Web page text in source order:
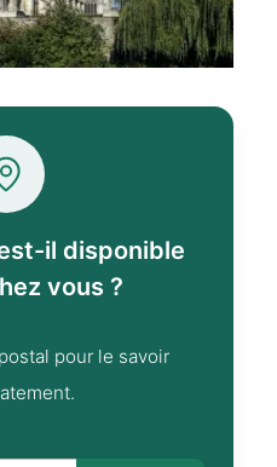
il disponible
vous ?
pour le savoir